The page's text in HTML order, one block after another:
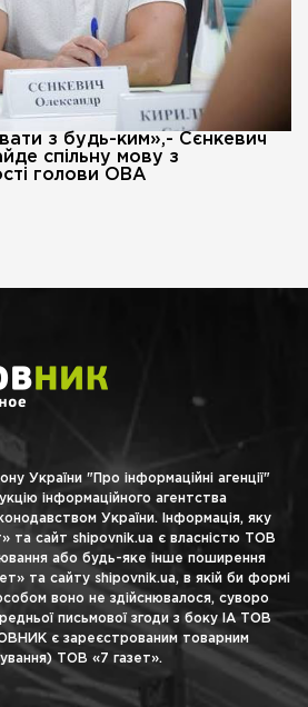
з будь-ким»,- Сєнкевич
спільну мову з
голови ОВА
України "Про інформаційні агенції"
інформаційного агентства
України. Інформація, яку
та сайт shipovnik.ua є власністю ТОВ
або будь-яке інше поширення
та сайту shipovnik.ua, в якій би формі
воно не здійснювалося, суворо
письмової згоди з боку ІА ТОВ
є зареєстрованим товарним
ТОВ «7 газет».